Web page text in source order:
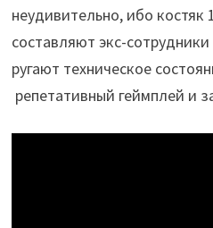
неудивительно, ибо костяк
составляют экс-сотрудники
ругают техническое
репетативный геймплей и